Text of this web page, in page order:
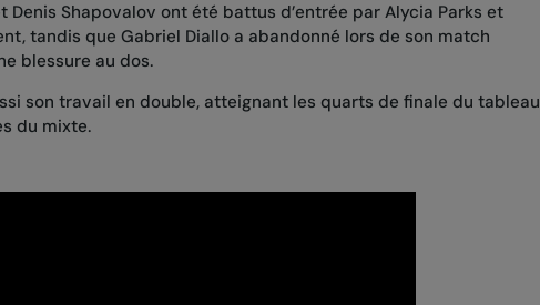
Denis Shapovalov ont été battus d’entrée par Alycia Parks et
tandis que Gabriel Diallo a abandonné lors de son match
blessure au dos.
son travail en double, atteignant les quarts de finale du tableau
du mixte.